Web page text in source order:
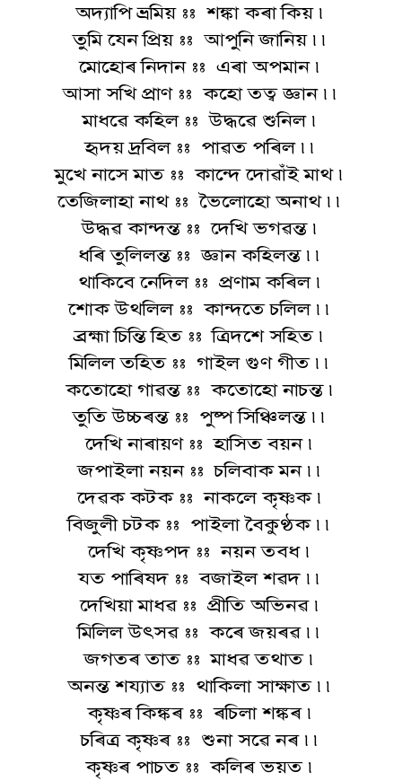
অদ্যাপি ভ্ৰমিয় :: শঙ্কা কৰা কিয় ৷
তুমি যেন প্ৰিয় :: আপুনি জানিয় ৷৷
মোহোৰ নিদান :: এৰা অপমান ৷
আসা সখি প্ৰাণ :: কহো তত্ব জ্ঞান ৷৷
মাধৱে কহিল :: উদ্ধৱে শুনিল ৷
হৃদয় দ্ৰবিল :: পাৱত পৰিল ৷৷
মুখে নাসে মাত :: কান্দে দোৱাঁই মাথ ৷
তেজিলাহা নাথ :: ভৈলোহো অনাথ ৷৷
উদ্ধৱ কান্দন্ত :: দেখি ভগৱন্ত ৷
ধৰি তুলিলন্ত :: জ্ঞান কহিলন্ত ৷৷
থাকিবে নেদিল :: প্ৰণাম কৰিল ৷
শোক উথলিল :: কান্দতে চলিল ৷৷
ব্ৰহ্মা চিন্তি হিত :: ত্ৰিদশে সহিত ৷
মিলিল তহিত :: গাইল গুণ গীত ৷৷
কতোহো গাৱন্ত :: কতোহো নাচন্ত ৷
তুতি উচ্চৰন্ত :: পুষ্প সিঞ্চিলন্ত ৷৷
দেখি নাৰায়ণ :: হাসিত বয়ন ৷
জপাইলা নয়ন :: চলিবাক মন ৷৷
দেৱক কটক :: নাকলে কৃষ্ণক ৷
বিজুলী চটক :: পাইলা বৈকুণ্ঠক ৷৷
দেখি কৃষ্ণপদ :: নয়ন তবধ ৷
যত পাৰিষদ :: বজাইল শৱদ ৷৷
দেখিয়া মাধৱ :: প্ৰীতি অভিনৱ ৷
মিলিল উত্‍সৱ :: কৰে জয়ৰৱ ৷৷
জগতৰ তাত :: মাধৱ তথাত ৷
অনন্ত শয্যাত :: থাকিলা সাক্ষাত ৷৷
কৃষ্ণৰ কিঙ্কৰ :: ৰচিলা শঙ্কৰ ৷
চৰিত্ৰ কৃষ্ণৰ :: শুনা সৱে নৰ ৷৷
কৃষ্ণৰ পাচত :: কলিৰ ভয়ত ৷